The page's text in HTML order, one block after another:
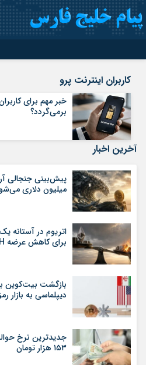
سروش
آپارات
رمز عبور
کاربران اینترنت پرو
خبر مهم برای
برمی‌گردد؟
آخرین اخبار
پیش‌بینی جنجالی
میلیون دلاری
اتریوم در آستانه
برای کاهش عرضه ETH
دیپلماسی به بازار
جدیدترین نرخ حواله
۱۵۳ هزار تومان